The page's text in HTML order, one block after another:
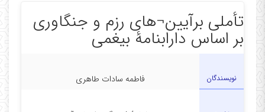
تأملی برآیین¬های رزم و جنگاوری
بر اساس دارابنامۀ بیغمی
نویسندگان فاطمه سادات طاهری